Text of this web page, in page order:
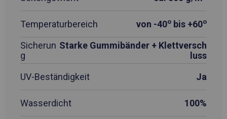
Temperaturbereich von -40o bis +60o
Sicherun
g
Starke Gummibänder + Klettversch
luss
UV-Beständigkeit
Ja
Wasserdicht 100%